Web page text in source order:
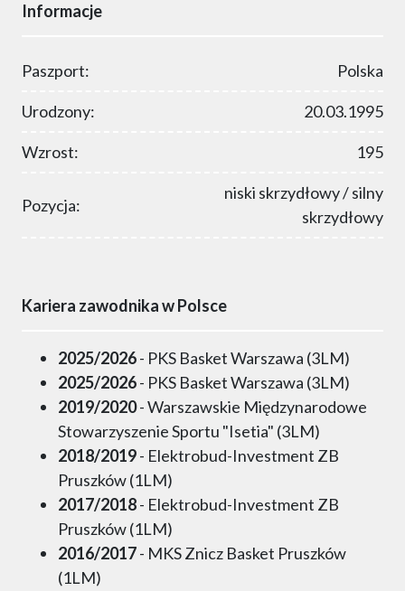
Informacje
Paszport: Polska
Urodzony: 20.03.1995
Wzrost: 195
Pozycja:
niski skrzydłowy / silny
skrzydłowy
Kariera zawodnika w Polsce
2025/2026- PKS Basket Warszawa (3LM)
2025/2026- PKS Basket Warszawa (3LM)
2019/2020- Warszawskie Międzynarodowe
Stowarzyszenie Sportu "Isetia" (3LM)
2018/2019- Elektrobud-Investment ZB
Pruszków (1LM)
2017/2018- Elektrobud-Investment ZB
Pruszków (1LM)
2016/2017- MKS Znicz Basket Pruszków
(1LM)